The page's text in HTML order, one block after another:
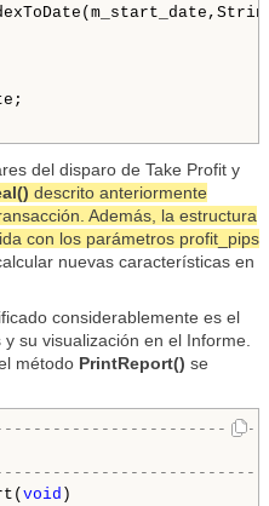
del disparo de Take Profit y
descrito anteriormente
Además, la estructura
con los parámetros profit_pips
nuevas características en
considerablemente es el
su visualización en el Informe.
método PrintReport() se
void )